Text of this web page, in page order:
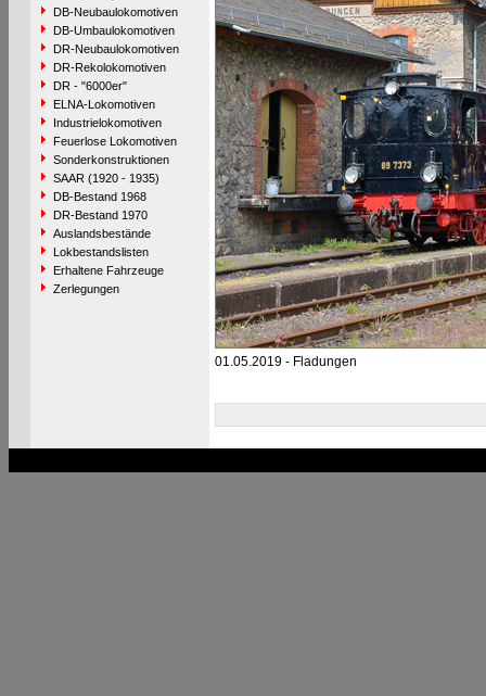
DB-Neubaulokomotiven
DB-Umbaulokomotiven
DR-Neubaulokomotiven
DR-Rekolokomotiven
DR - "6000er"
ELNA-Lokomotiven
Industrielokomotiven
Feuerlose Lokomotiven
Sonderkonstruktionen
SAAR (1920 - 1935)
DB-Bestand 1968
DR-Bestand 1970
Auslandsbestände
Lokbestandslisten
Erhaltene Fahrzeuge
Zerlegungen
01.05.2019 - Fladungen